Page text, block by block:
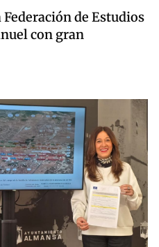
de Estudios
con gran